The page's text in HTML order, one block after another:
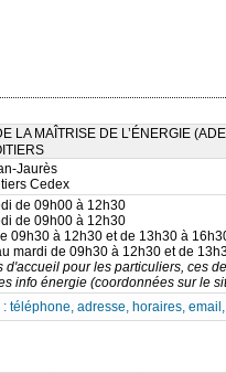
LA MAÎTRISE DE L’ÉNERGIE
Jaurès
Cedex
de 09h00 à 12h30
de 09h00 à 12h30
09h30 à 12h30 et de 13h30 à
mardi de 09h30 à 12h30 et de
d'accueil pour les particuliers, ces
info énergie (coordonnées sur le
téléphone, adresse, horaires,